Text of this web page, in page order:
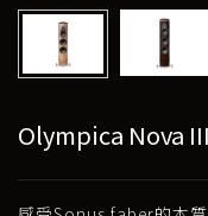
Olympica Nova